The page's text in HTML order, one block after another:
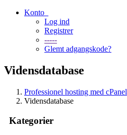
Konto
Log ind
Registrer
-----
Glemt adgangskode?
Vidensdatabase
Professionel hosting med cPanel
Vidensdatabase
Kategorier